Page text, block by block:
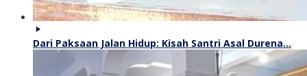
Dari Paksaan Jalan Hidup: Kisah Santri Asal Durena…